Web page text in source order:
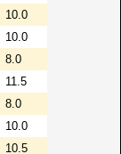
10.0
10.0
8.0
11.5
8.0
10.0
10.5